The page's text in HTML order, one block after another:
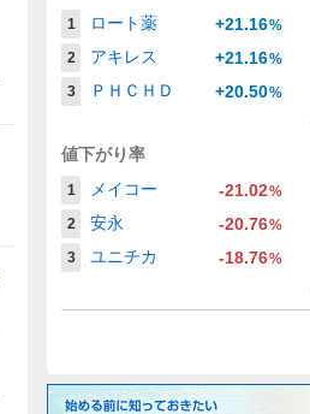
1 ロート薬 +21.16%
2
アキレス +21.16%
3
ＰＨＣＨＤ +20.50%
値下がり率
1 メイコー -21.02%
2
安永 -20.76%
3
ユニチカ -18.76%